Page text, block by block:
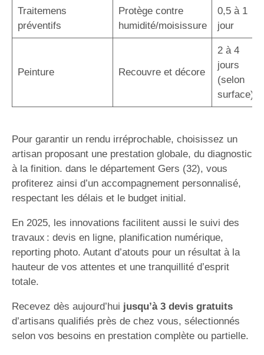
Traitemens
préventifs
Protège contre
humidité/moisissure
0,5 à 1
jour
Peinture Recouvre et décore
2 à 4
jours
(selon
surface)
Pour garantir un rendu irréprochable, choisissez un
artisan proposant une prestation globale, du diagnostic
à la finition. dans le département Gers (32), vous
profiterez ainsi d’un accompagnement personnalisé,
respectant les délais et le budget initial.
En 2025, les innovations facilitent aussi le suivi des
travaux : devis en ligne, planification numérique,
reporting photo. Autant d’atouts pour un résultat à la
hauteur de vos attentes et une tranquillité d’esprit
totale.
Recevez dès aujourd’hui jusqu’à 3 devis gratuits
d’artisans qualifiés près de chez vous, sélectionnés
selon vos besoins en prestation complète ou partielle.